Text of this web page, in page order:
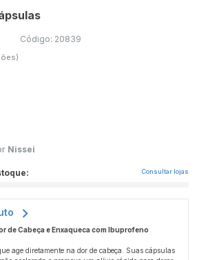
Código: 20839
Nissei
Consultar lojas
de Cabeça e Enxaqueca com Ibuprofeno
age diretamente na dor de cabeça. Suas cápsulas